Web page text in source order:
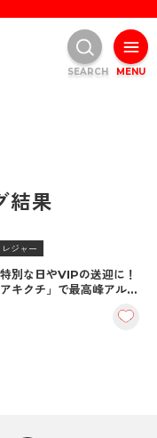
結果
ジャー
特別な日やVIPの送迎に！
アキクチ」で最高峰アルフ
MENU
SEARCH